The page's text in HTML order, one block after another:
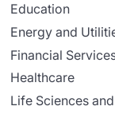
Education
Energy and
Financial
Healthcare
Life Sciences